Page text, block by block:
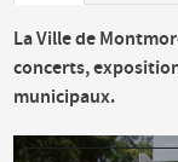
La Ville de
concerts,
municipaux.